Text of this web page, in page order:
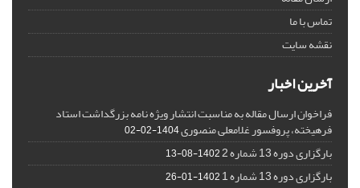
تماس با ما
نقشه سایت
آخرین اخبار
فراخوان ارسال مقاله به مناسبت انتشار ویژه نامه بزرگداشت استاد
فرهیخته، پروفسور غلامعلی منصوری1404-02-02
بارگزاری دوره 13 شماره 2 1402-08-13
بارگزاری دوره 13 شماره 1 1402-01-26